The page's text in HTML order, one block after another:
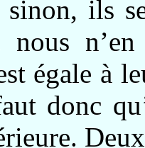
ils
égale à
donc